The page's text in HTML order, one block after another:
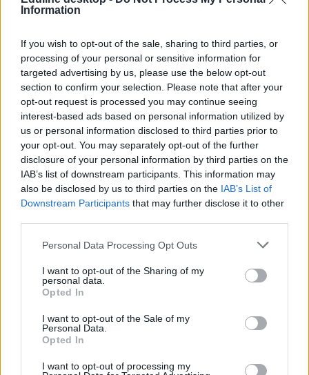
Information
If you wish to opt-out of the sale, sharing to third parties, or
processing of your personal or sensitive information for
targeted advertising by us, please use the below opt-out
section to confirm your selection. Please note that after your
opt-out request is processed you may continue seeing
interest-based ads based on personal information utilized by
us or personal information disclosed to third parties prior to
your opt-out. You may separately opt-out of the further
disclosure of your personal information by third parties on the
IAB’s list of downstream participants. This information may
also be disclosed by us to third parties on the IAB’s List of
Downstream Participants that may further disclose it to other
Personal Data Processing Opt Outs
I want to opt-out of the Sharing of my
personal data.
Opted In
I want to opt-out of the Sale of my
Personal Data.
Opted In
I want to opt-out of processing my
Tetszett a cikk? Kövess minket a Facebookon is, és nem fogsz
lemaradni a fontos hírekről!
pályaválasztás
pályaorientáció
pályaválasztási teszt
ingyenes teszt
ingyenes online teszt
Hozzászólások
Mi a baj a 8 osztályos általános iskolával, és mi jöhet